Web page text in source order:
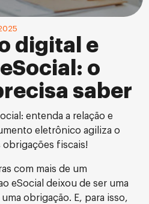
digital e
o
saber
entenda a relação e
eletrônico agiliza o
fiscais!
com mais de um
eSocial deixou de ser uma
obrigação. E, para isso,